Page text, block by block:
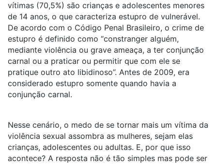
vítimas (70,5%) são crianças e adolescentes menores
de 14 anos, o que caracteriza estupro de vulnerável.
De acordo com o Código Penal Brasileiro, o crime de
estupro é definido como “constranger alguém,
mediante violência ou grave ameaça, a ter conjunção
carnal ou a praticar ou permitir que com ele se
pratique outro ato libidinoso”. Antes de 2009, era
considerado estupro somente quando havia a
conjunção carnal.
Nesse cenário, o medo de se tornar mais um vítima da
violência sexual assombra as mulheres, sejam elas
crianças, adolescentes ou adultas. E, por que isso
acontece? A resposta não é tão simples mas pode ser